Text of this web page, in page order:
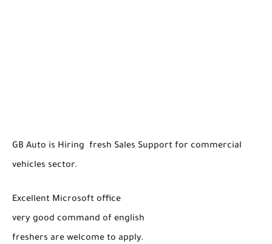
GB Auto is Hiring fresh Sales Support for commercial
vehicles sector.
Excellent Microsoft office
very good command of english
freshers are welcome to apply.